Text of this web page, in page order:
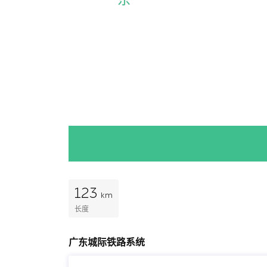
123 km
长度
广东城际铁路系统